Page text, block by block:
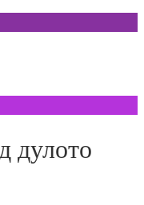
дулото